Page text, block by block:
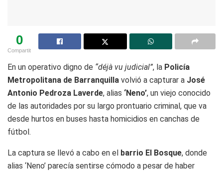
0
Compartit
En un operativo digno de “déjà vu judicial”, la Policía
Metropolitana de Barranquilla volvió a capturar a José
Antonio Pedroza Laverde, alias ‘Neno’, un viejo conocido
de las autoridades por su largo prontuario criminal, que va
desde hurtos en buses hasta homicidios en canchas de
fútbol.
La captura se llevó a cabo en el barrio El Bosque, donde
alias ‘Neno’ parecía sentirse cómodo a pesar de haber